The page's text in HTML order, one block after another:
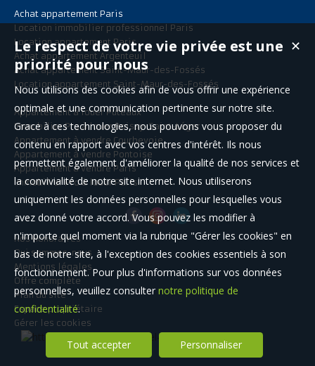
Achat appartement Paris
Location immobilier professionnel Paris
Location appartement Paris
Achat appartement Argenteuil
Achat appartement Saint-Maur-des-Fossés
Location appartement Saint-Maur-des-Fossés
Appartement à louer Puteaux
Immobilier Pro à louer Boissy-Saint-Léger
Appartement à vendre Courbevoie
Appartement à vendre Pontoise
Appartement à vendre Paris
Immobilier Pro à louer Paris
Nos Honoraires
Qui sommes-nous
Mentions légales
Offre complète
Plan du site
Espace propriétaire
Gérer les cookies
✕
Le respect de votre vie privée est une
priorité pour nous
Nous utilisons des cookies afin de vous offrir une expérience
optimale et une communication pertinente sur notre site.
Grace à ces technologies, nous pouvons vous proposer du
contenu en rapport avec vos centres d'intérêt. Ils nous
permettent également d'améliorer la qualité de nos services et
la convivialité de notre site internet. Nous utiliserons
uniquement les données personnelles pour lesquelles vous
avez donné votre accord. Vous pouvez les modifier à
n'importe quel moment via la rubrique "Gérer les cookies" en
bas de notre site, à l'exception des cookies essentiels à son
fonctionnement. Pour plus d'informations sur vos données
personnelles, veuillez consulter notre politique de
confidentialité.
Tout accepter Personnaliser